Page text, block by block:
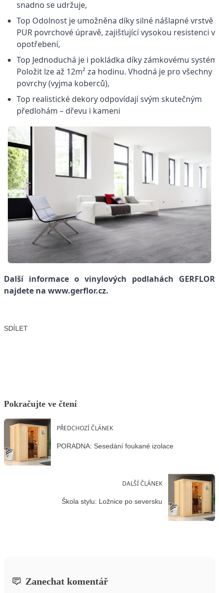
snadno se udržuje,
Top Odolnost je umožněna díky silné nášlapné vrstvě a
PUR povrchové úpravě, zajišťující vysokou resistenci
opotřebení,
Top Jednoduchá je i pokládka díky zámkovému
Položit lze až 12m² za hodinu. Vhodná je pro všechny
povrchy (vyjma koberců),
Top realistické dekory odpovídají svým skutečným
předlohám – dřevu i kameni
Další informace o vinylových podlahách GERFLOR
najdete na www.gerflor.cz.
SDÍLET
Pokračujte ve čtení
PŘEDCHOZÍ ČLÁNEK
PORADNA: Sesedání foukané izolace
DALŠÍ ČLÁNEK
Škola stylu: Ložnice po seversku
Zanechat komentář